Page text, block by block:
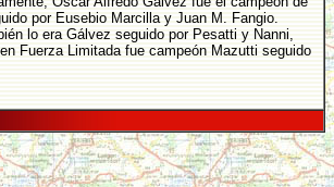
por Eusebio Marcilla y Juan M. Fangio.
lo era Gálvez seguido por Pesatti y Nanni,
Fuerza Limitada fue campeón Mazutti seguido